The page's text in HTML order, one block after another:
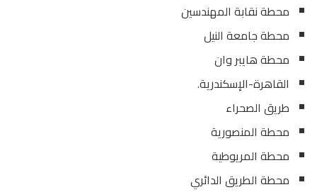
محطة نقابة المهندسين
محطة جامعة النيل
محطة هايبر وان
القاهرة-الإسكندرية.
طريق الصحراء
محطة المنصورية
محطة المريوطية
محطة الطريق الدائري